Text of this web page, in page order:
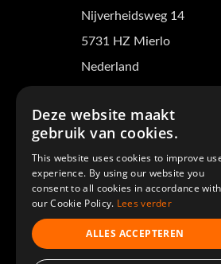
Nijverheidsweg 14
5731 HZ Mierlo
Nederland
verkoop@nimbuz-shop.nl
KvK nummer: 17268823
BTW nr:
Volg ons op
Deze website maakt
gebruik van cookies.
This website uses cookies to improve
experience. By using our website you
consent to all cookies in accordance with
our Cookie Policy. Lees verder
ALLES ACCEPTEREN